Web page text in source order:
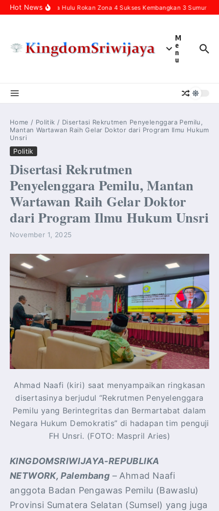
Skip to content
Hot NewsPertamina Hulu Rokan Zona 4 Sukses Kembangkan 3 Sumur
M
e
n
u
Home / Politik / Disertasi Rekrutmen Penyelenggara Pemilu,
Mantan Wartawan Raih Gelar Doktor dari Program Ilmu Hukum
Unsri
Politik
Disertasi Rekrutmen
Penyelenggara Pemilu, Mantan
Wartawan Raih Gelar Doktor
dari Program Ilmu Hukum Unsri
November 1, 2025
Ahmad Naafi (kiri) saat menyampaikan ringkasan
disertasinya berjudul “Rekrutmen Penyelenggara
Pemilu yang Berintegritas dan Bermartabat dalam
Negara Hukum Demokratis” di hadapan tim penguji
FH Unsri. (FOTO: Maspril Aries)
KINGDOMSRIWIJAYA-REPUBLIKA
NETWORK, Palembang – Ahmad Naafi
anggota Badan Pengawas Pemilu (Bawaslu)
Provinsi Sumatera Selatan (Sumsel) yang juga